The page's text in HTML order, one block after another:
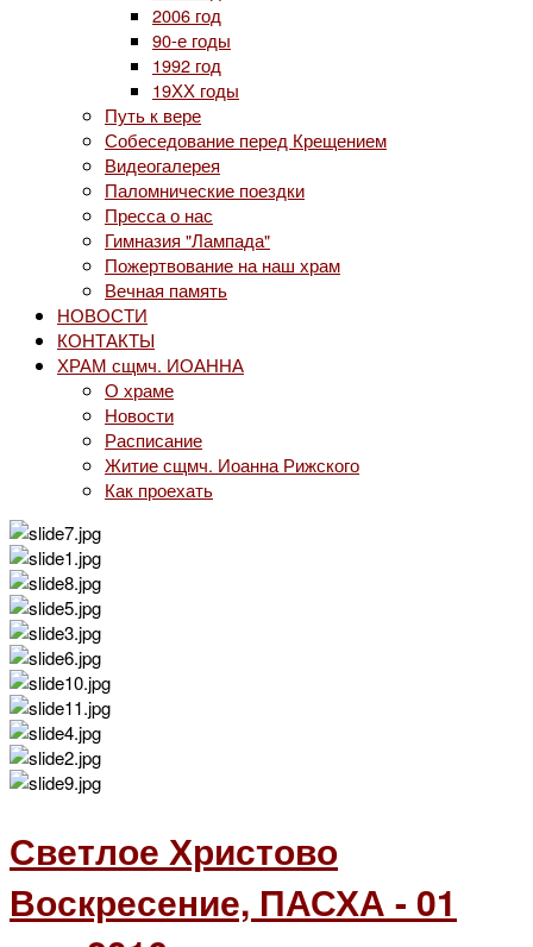
2006 год
90-е годы
1992 год
19ХХ годы
Путь к вере
Собеседование перед Крещением
Видеогалерея
Паломнические поездки
Пресса о нас
Гимназия "Лампада"
Пожертвование на наш храм
Вечная память
НОВОСТИ
КОНТАКТЫ
ХРАМ сщмч. ИОАННА
О храме
Новости
Расписание
Житие сщмч. Иоанна Рижского
Как проехать
Светлое Христово
Воскресение, ПАСХА - 01